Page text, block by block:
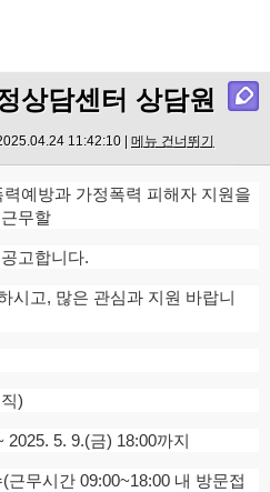
Menu
상담센터 상담원
11:42:10 | 메뉴 건너뛰기
예방과 가정폭력 피해자 지원을
무할
고합니다.
시고, 많은 관심과 지원 바랍니
)
5. 9.(금) 18:00까지
무시간 09:00~18:00 내 방문접